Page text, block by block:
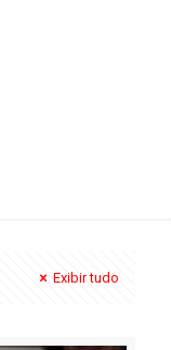
Exibir tudo